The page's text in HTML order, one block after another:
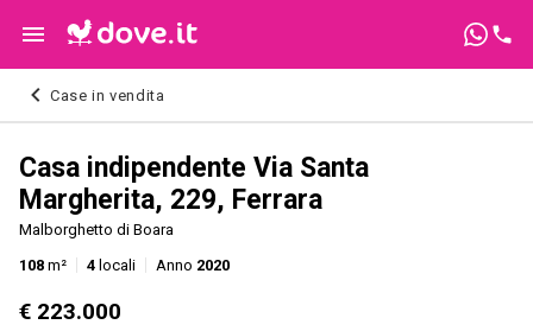
Case in vendita
Casa indipendente Via Santa
Margherita, 229, Ferrara
Malborghetto di Boara
108 m² 4 locali Anno 2020
€ 223.000